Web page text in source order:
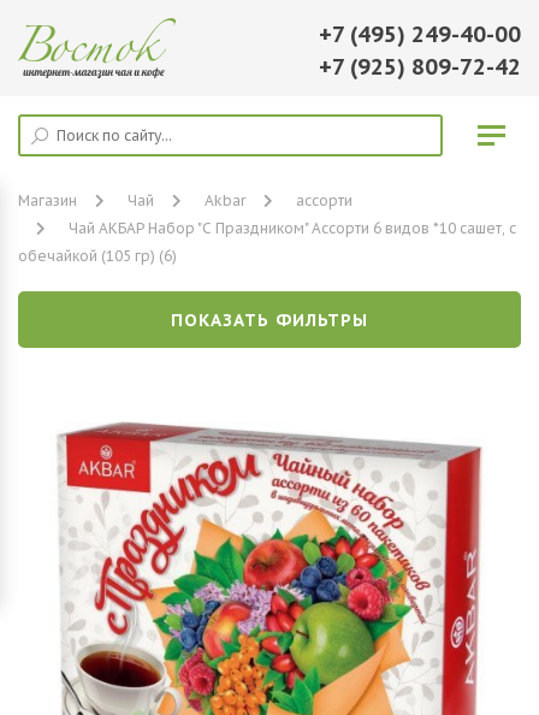
+7 (495) 249-40-00
+7 (925) 809-72-42
Магазин Чай Akbar
ассорти
Чай АКБАР Набор "С Праздником" Ассорти 6 видов *10 сашет, с
обечайкой (105 гр) (6)
ПОКАЗАТЬ ФИЛЬТРЫ